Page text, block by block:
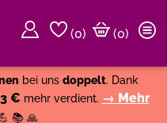
(0)
(0)
bei uns doppelt. Dank
€ mehr verdient. → Mehr
📚 🙏